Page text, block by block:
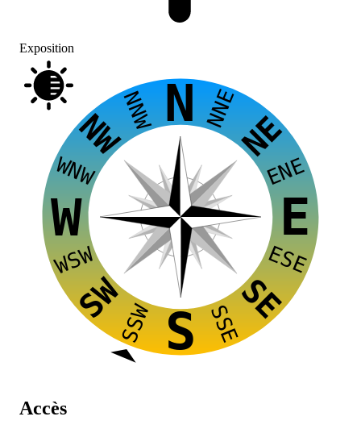
Exposition
E
W
S
N
NW NE
SE
SW
NNE
ENE
ESE
SSE
SSW
WSW
WNW
NNW
Accès